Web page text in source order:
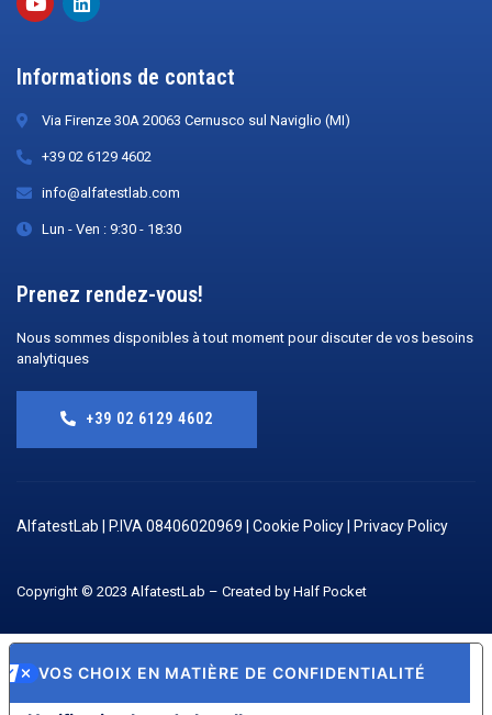
Informations de contact
Via Firenze 30A 20063 Cernusco sul Naviglio (MI)
+39 02 6129 4602
info@alfatestlab.com
Lun - Ven : 9:30 - 18:30
Prenez rendez-vous!
Nous sommes disponibles à tout moment pour discuter de vos besoins
analytiques
+39 02 6129 4602
AlfatestLab | P.IVA 08406020969 | Cookie Policy| Privacy Policy
Copyright © 2023 AlfatestLab – Created by Half Pocket
VOS CHOIX EN MATIÈRE DE CONFIDENTIALITÉ